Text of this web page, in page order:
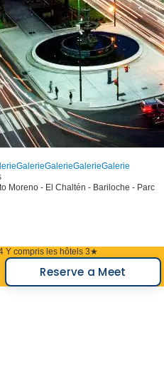
GalerieGalerieGalerieGalerie
Moreno - El Chaltén - Bariloche - Parc
Y compris les hôtels 3★
Reserve a Meet